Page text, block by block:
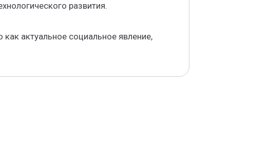
развития.
актуальное социальное явление,